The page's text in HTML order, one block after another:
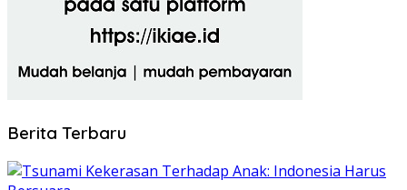
Berita Terbaru